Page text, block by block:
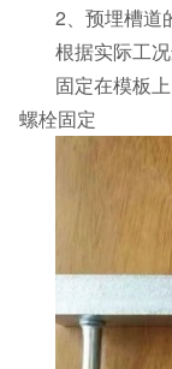
2、预埋槽道
根据实际工
固定在模板
螺栓固定